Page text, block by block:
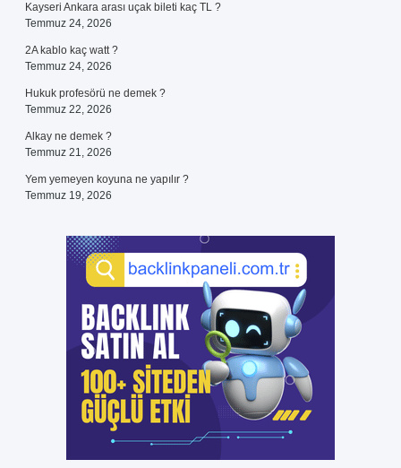
Kayseri Ankara arası uçak bileti kaç TL ?
Temmuz 24, 2026
2A kablo kaç watt ?
Temmuz 24, 2026
Hukuk profesörü ne demek ?
Temmuz 22, 2026
Alkay ne demek ?
Temmuz 21, 2026
Yem yemeyen koyuna ne yapılır ?
Temmuz 19, 2026